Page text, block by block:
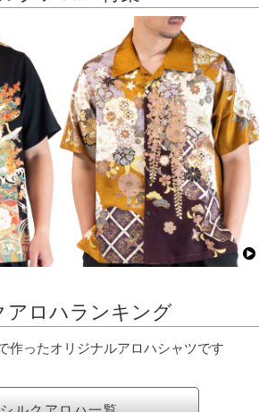
アロハランキング
作ったオリジナルアロハシャツです